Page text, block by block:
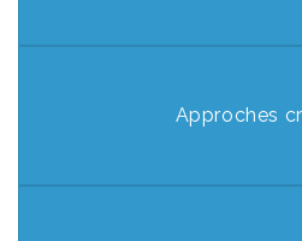
Approches